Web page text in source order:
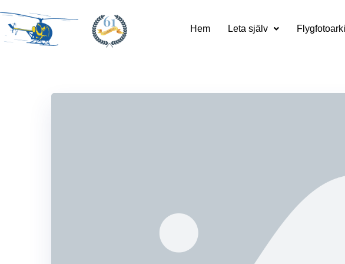
61 Hem Leta själv